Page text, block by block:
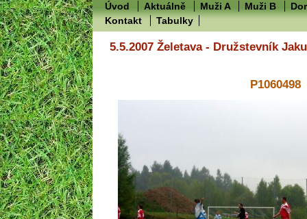
Úvod Aktuálně Muži A Muži B
Kontakt
Tabulky
5.5.2007 Želetava - Družstevník
P1060498